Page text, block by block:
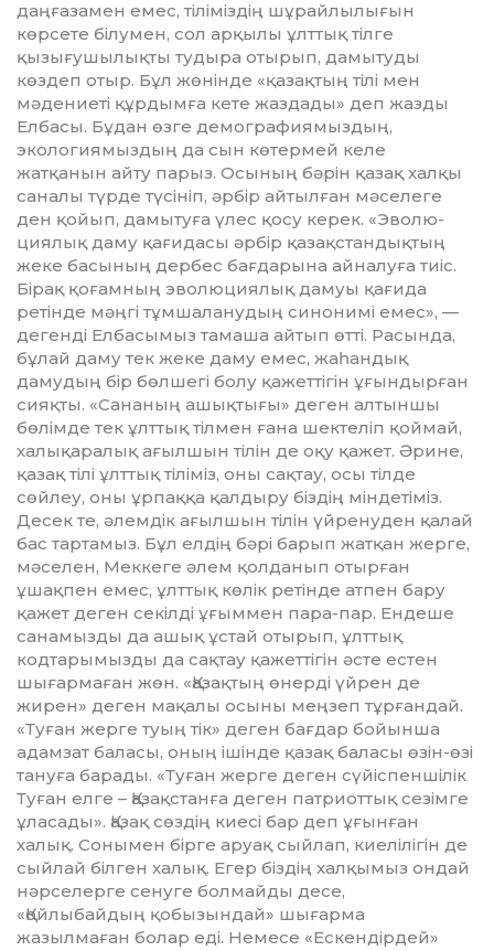
даңғазамен емес, тіліміздің шұрайлылы­ғын
көрсете білумен, сол арқылы ұлттық тілге
қызығушылықты тудыра отырып, да­мытуды
көздеп отыр. Бұл жөнінде «қазақтың тілі мен
мәдениеті құрдымға кете жаздады» деп жазды
Елбасы. Бұдан өзге демографиямыздың,
экологиямыздың да сын көтермей келе
жатқанын айту парыз. Осының бәрін қазақ халқы
саналы түр­де түсініп, әрбір айтылған мәселеге
ден қойып, дамытуға үлес қосу керек. «Эволю­
ция­лық даму қағидасы әрбір қазақ­стан­дықтың
жеке басының дербес бағда­ры­на айналуға тиіс.
Бірақ қоғамның эволю­ция­­лық дамуы қағида
ретінде мәңгі тұм­ша­ланудың синонимі емес», —
дегенді Елба­сымыз тамаша айтып өтті. Расында,
бұлай даму тек жеке даму емес, жаһандық
дамудың бір бөлшегі болу қажеттігін ұғындырған
сияқты. «Сананың ашық­тығы» деген алтыншы
бөлімде тек ұлттық тілмен ғана шектеліп қоймай,
халық­ара­лық ағылшын тілін де оқу қажет. Әрине,
қазақ тілі ұлттық тіліміз, оны сақтау, осы тіл­де
сөйлеу, оны ұрпаққа қалдыру біздің мін­детіміз.
Десек те, әлемдік ағылшын тілін үйренуден қалай
бас тартамыз. Бұл елдің бәрі барып жатқан жерге,
мәселен, Меккеге әлем қолданып отырған
ұшақпен емес, ұлттық көлік ретінде атпен бару
қажет деген секілді ұғыммен пара-пар. Ен­деше
санамызды да ашық ұстай отырып, ұлттық
кодтарымызды да сақтау қажеттігін әсте естен
шығармаған жөн. «Қазақтың өнерді үйрен де
жирен» деген мақалы осыны меңзеп тұрғандай.
«Туған жерге туың тік» деген бағдар бойын­ша
адамзат баласы, оның ішінде қа­зақ баласы өзін-өзі
тануға барады. «Ту­ған жерге деген сүйіспеншілік
Туған елге – Қазақстанға деген патриоттық сезімге
ұласады». Қазақ сөздің киесі бар деп ұғынған
халық. Сонымен бірге аруақ сыйлап, киелілігін де
сыйлай білген халық. Егер біздің халқымыз ондай
нәрселерге сенуге болмайды десе,
«Қойлыбайдың қобызындай» шығарма
жазылмаған болар еді. Немесе «Ескендірдей»